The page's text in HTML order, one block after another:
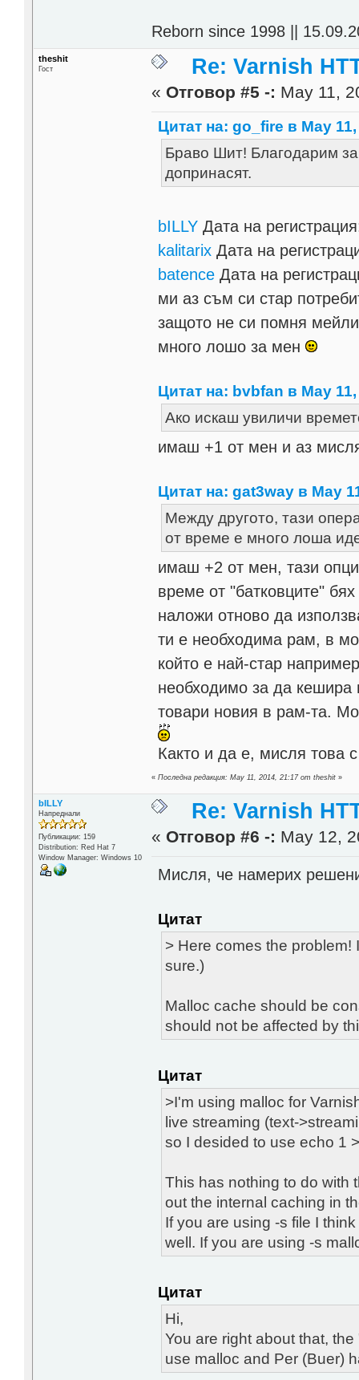
Reborn since 1998 ||
theshit
Гост Re: Varnish
« Отговор #5 -: May 11,
Цитат на: go_fire в May
Браво Шит! Благодарим
допринасят.
bILLY Дата на
kalitarix Дата на
batence Дата на
ми аз съм си стар
защото не си помня
много лошо за мен
Цитат на: bvbfan в May
Ако искаш увиличи
имаш +1 от мен и аз
Цитат на: gat3way в May
Между другото, тази
от време е много лоша
имаш +2 от мен, тази
време от "батковците"
наложи отново да
ти е необходима рам, в
който е най-стар
необходимо за да
товари новия в рам-та.
Както и да е, мисля това
«Последна редакция: May 11, 2014, 21:17 от theshit »
bILLY
Напреднали
Публикации: 159
Distribution: Red Hat 7
Window Manager: Windows 10
Re: Varnish
« Отговор #6 -: May 12,
Мисля, че намерих
Цитат
> Here comes the
sure.)
Malloc cache should be
should not be affected by
Цитат
>I'm using malloc for
live streaming (text-
so I desided to use echo 1
This has nothing to do with
out the internal caching in
If you are using -s file I
well. If you are using -s
Цитат
Hi,
You are right about that,
use malloc and Per (Buer)